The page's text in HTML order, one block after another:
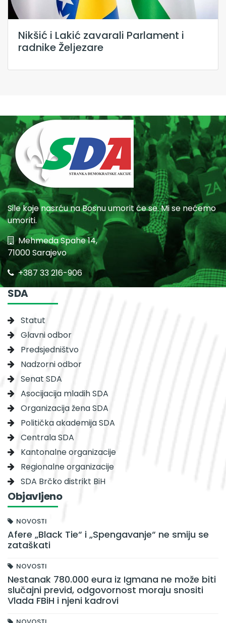
Nikšić i Lakić zavarali Parlament i
radnike Željezare
Sile koje nasrću na Bosnu umorit će se. Mi se nećemo
umoriti.
Mehmeda Spahe 14,
71000 Sarajevo
+387 33 216-906
SDA
Statut
Glavni odbor
Predsjedništvo
Nadzorni odbor
Senat SDA
Asocijacija mladih SDA
Organizacija žena SDA
Politička akademija SDA
Centrala SDA
Kantonalne organizacije
Regionalne organizacije
SDA Brčko distrikt BiH
Objavljeno
NOVOSTI
Afere „Black Tie“ i „Spengavanje“ ne smiju se
zataškati
NOVOSTI
Nestanak 780.000 eura iz Igmana ne može biti
slučajni previd, odgovornost moraju snositi
Vlada FBiH i njeni kadrovi